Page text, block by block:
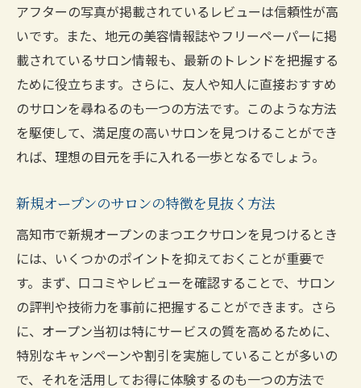
アフターの写真が掲載されているレビューは信頼性が高
いです。また、地元の美容情報誌やフリーペーパーに掲
載されているサロン情報も、最新のトレンドを把握する
ために役立ちます。さらに、友人や知人に直接おすすめ
のサロンを尋ねるのも一つの方法です。このような方法
を駆使して、満足度の高いサロンを見つけることができ
れば、理想の目元を手に入れる一歩となるでしょう。
新規オープンのサロンの特徴を見抜く方法
高知市で新規オープンのまつエクサロンを見つけるとき
には、いくつかのポイントを抑えておくことが重要で
す。まず、口コミやレビューを確認することで、サロン
の評判や技術力を事前に把握することができます。さら
に、オープン当初は特にサービスの質を高めるために、
特別なキャンペーンや割引を実施していることが多いの
で、それを活用してお得に体験するのも一つの方法で